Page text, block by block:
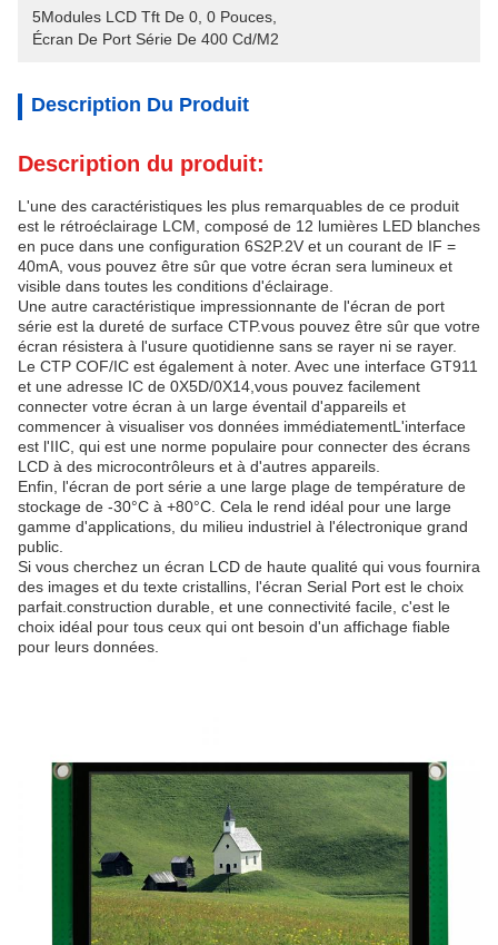
5Modules LCD Tft De 0 0 Pouces
Écran De Port Série De 400 Cd/m2
Description Du Produit
Description du produit:
L'une des caractéristiques les plus remarquables de ce produit
est le rétroéclairage LCM, composé de 12 lumières LED blanches
en puce dans une configuration 6S2P.2V et un courant de IF =
40mA, vous pouvez être sûr que votre écran sera lumineux et
visible dans toutes les conditions d'éclairage.
Une autre caractéristique impressionnante de l'écran de port
série est la dureté de surface CTP.vous pouvez être sûr que votre
écran résistera à l'usure quotidienne sans se rayer ni se rayer.
Le CTP COF/IC est également à noter. Avec une interface GT911
et une adresse IC de 0X5D/0X14,vous pouvez facilement
connecter votre écran à un large éventail d'appareils et
commencer à visualiser vos données immédiatementL'interface
est l'IIC, qui est une norme populaire pour connecter des écrans
LCD à des microcontrôleurs et à d'autres appareils.
Enfin, l'écran de port série a une large plage de température de
stockage de -30°C à +80°C. Cela le rend idéal pour une large
gamme d'applications, du milieu industriel à l'électronique grand
public.
Si vous cherchez un écran LCD de haute qualité qui vous fournira
des images et du texte cristallins, l'écran Serial Port est le choix
parfait.construction durable, et une connectivité facile, c'est le
choix idéal pour tous ceux qui ont besoin d'un affichage fiable
pour leurs données.